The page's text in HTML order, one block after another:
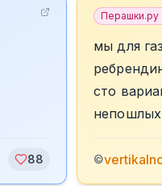
88
Перашки.ру
мы для
сто
©